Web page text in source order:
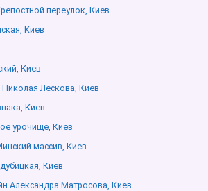
переулок, Киев
Киев
Киев
Лескова, Киев
Киев
урочище, Киев
массив, Киев
Киев
Александра Матросова, Киев